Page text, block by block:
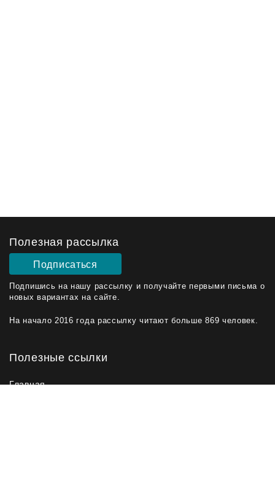
Полезная рассылка
Подписаться
Подпишись на нашу рассылку и получайте первыми письма о
новых вариантах на сайте.
На начало 2016 года рассылку читают больше 869 человек.
Полезные ссылки
Главная